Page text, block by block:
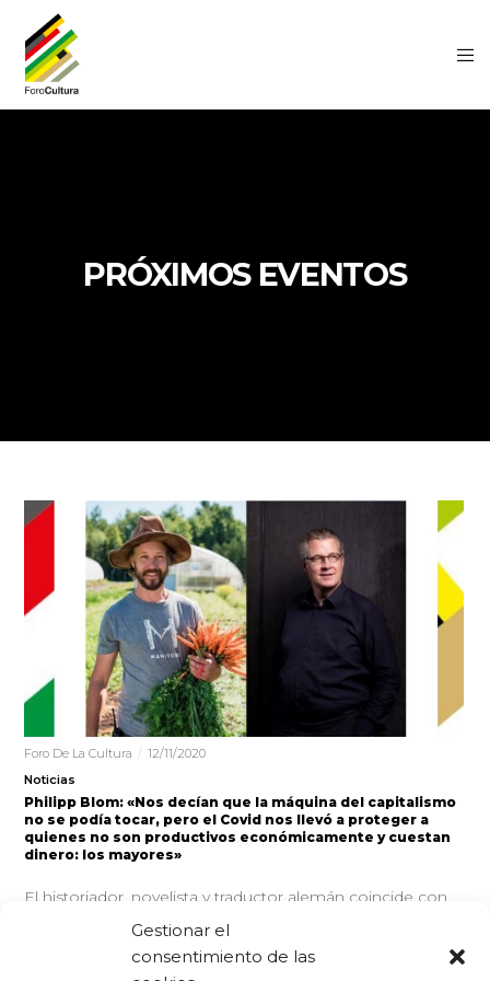
Gestionar el
consentimiento de las
PRÓXIMOS EVENTOS
Foro De La Cultura
12/11/2020
Noticias
Philipp Blom: «Nos decían que la máquina del capitalismo
no se podía tocar, pero el Covid nos llevó a proteger a
quienes no son productivos económicamente y cuestan
dinero: los mayores»
El historiador, novelista y traductor alemán coincide con
el agricultor Jean Martin Fortier en la mesa redonda
online ‘Desarrollo Versus…